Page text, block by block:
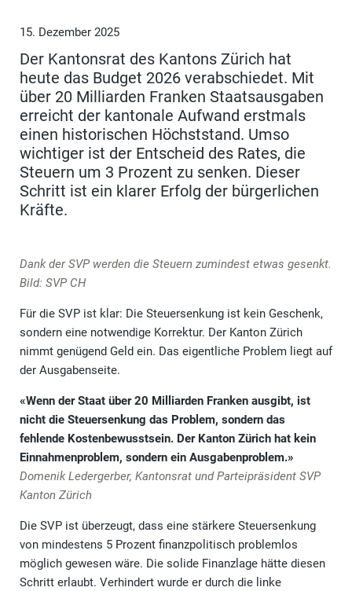
15. Dezember 2025
Der Kantonsrat des Kantons Zürich hat
heute das Budget 2026 verabschiedet. Mit
über 20 Milliarden Franken Staatsausgaben
erreicht der kantonale Aufwand erstmals
einen historischen Höchststand. Umso
wichtiger ist der Entscheid des Rates, die
Steuern um 3 Prozent zu senken. Dieser
Schritt ist ein klarer Erfolg der bürgerlichen
Kräfte.
Dank der SVP werden die Steuern zumindest etwas gesenkt.
Bild: SVP CH
Für die SVP ist klar: Die Steuersenkung ist kein Geschenk,
sondern eine notwendige Korrektur. Der Kanton Zürich
nimmt genügend Geld ein. Das eigentliche Problem liegt auf
der Ausgabenseite.
«Wenn der Staat über 20 Milliarden Franken ausgibt, ist
nicht die Steuersenkung das Problem, sondern das
fehlende Kostenbewusstsein. Der Kanton Zürich hat kein
Einnahmenproblem, sondern ein Ausgabenproblem.»
Domenik Ledergerber, Kantonsrat und Parteipräsident SVP
Kanton Zürich
Die SVP ist überzeugt, dass eine stärkere Steuersenkung
von mindestens 5 Prozent finanzpolitisch problemlos
möglich gewesen wäre. Die solide Finanzlage hätte diesen
Schritt erlaubt. Verhindert wurde er durch die linke